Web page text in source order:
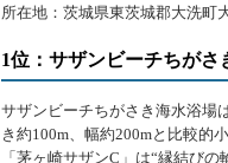
所在地：茨城県東茨城郡大洗町
1位：サザンビーチちがさ
サザンビーチちがさき海水浴場
き約100m、幅約200mと比較的
「茅ヶ崎サザンC」は“縁結び